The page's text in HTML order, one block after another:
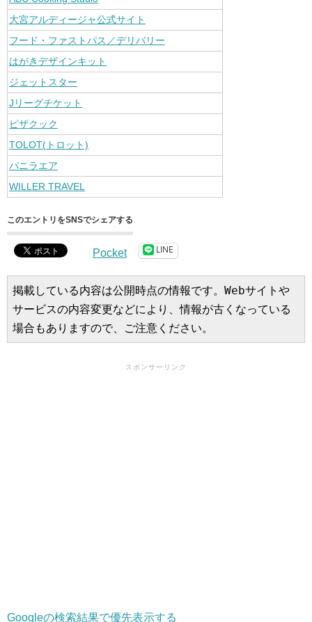
大宮アルディージャ公式サイト
フード・ファストパス／デリバリー
はがきデザインキット
ジェットスター
Jリーグチケット
ピザクック
TOLOT(トロット)
バニラエア
WILLER TRAVEL
このエントリをSNSでシェアする
Pocket LINE
掲載している内容は公開時点の情報です。Webサイトや
サービスの内容変更などにより、情報が古くなっている
場合もありますので、ご注意ください。
スポンサーリンク
Googleの検索結果で優先表示する